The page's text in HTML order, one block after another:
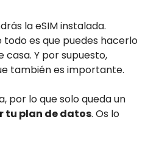
la eSIM instalada.
todo es que puedes hacerlo
casa. Y por supuesto,
también es importante.
por lo que solo queda un
tu plan de datos. Os lo